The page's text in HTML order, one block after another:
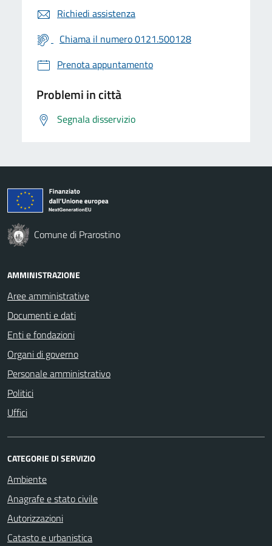
Richiedi assistenza
Chiama il numero 0121.500128
Prenota appuntamento
Problemi in città
Segnala disservizio
Comune di Prarostino
AMMINISTRAZIONE
Aree amministrative
Documenti e dati
Enti e fondazioni
Organi di governo
Personale amministrativo
Politici
Uffici
CATEGORIE DI SERVIZIO
Ambiente
Anagrafe e stato civile
Autorizzazioni
Catasto e urbanistica